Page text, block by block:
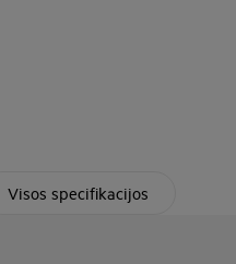
Visos specifikacijos